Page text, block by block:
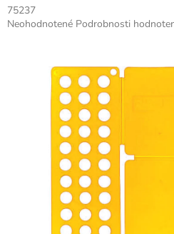
75237
Priemerné
Neohodnotené Podrobnosti